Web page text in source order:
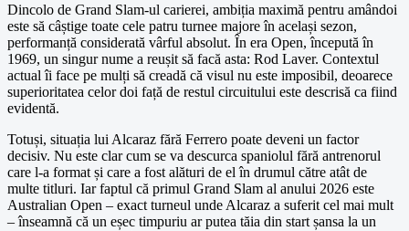
Dincolo de Grand Slam-ul carierei, ambiția maximă pentru amândoi
este să câștige toate cele patru turnee majore în același sezon,
performanță considerată vârful absolut. În era Open, începută în
1969, un singur nume a reușit să facă asta: Rod Laver. Contextul
actual îi face pe mulți să creadă că visul nu este imposibil, deoarece
superioritatea celor doi față de restul circuitului este descrisă ca fiind
evidentă.
Totuși, situația lui Alcaraz fără Ferrero poate deveni un factor
decisiv. Nu este clar cum se va descurca spaniolul fără antrenorul
care l-a format și care a fost alături de el în drumul către atât de
multe titluri. Iar faptul că primul Grand Slam al anului 2026 este
Australian Open – exact turneul unde Alcaraz a suferit cel mai mult
– înseamnă că un eșec timpuriu ar putea tăia din start șansa la un